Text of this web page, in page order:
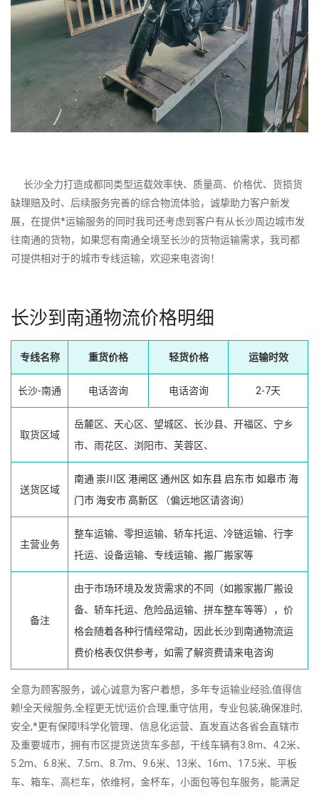
长沙全力打造成都同类型运载效率快、质量高、价格优、货损货
缺理赔及时、后续服务完善的综合物流体验，诚挚助力客户新发
展，在提供*运输服务的同时我司还考虑到客户有从长沙周边城市发
往南通的货物，如果您有南通全境至长沙的货物运输需求，我司都
可提供相对于的城市专线运输，欢迎来电咨询！
长沙到南通物流价格明细
专线名称 重货价格 轻货价格 运输时效
长沙-南通 电话咨询 电话咨询 2-7天
取货区域
岳麓区、天心区、望城区、长沙县、开福区、宁乡
市、雨花区、浏阳市、芙蓉区、
送货区域
南通 崇川区 港闸区 通州区 如东县 启东市如皋市海
门市海安市高新区 （偏远地区请咨询）
主营业务
整车运输、零担运输、轿车托运、冷链运输、行李
托运、设备运输、专线运输、搬厂搬家等
备注
由于市场环境及发货需求的不同（如搬家搬厂搬设
备、轿车托运、危险品运输、拼车整车等等），价
格会随着各种行情经常动，因此长沙到南通物流运
费价格表仅供参考，如需了解资费请来电咨询
全意为顾客服务，诚心诚意为客户着想，多年专运输业经验,值得信
赖!全天候服务,全程更无忧!运价合理,重守信用，专业包装,确保准时,
安全,*更有保障!科学化管理、信息化运营、直发直达各省会直辖市
及重要城市，拥有市区提货送货车多部，干线车辆有3.8m、4.2米、
5.2m、6.8米、7.5m、8.7m、9.6米、13米、16m、17.5米、平板
车、箱车、高栏车，依维柯，金杯车，小面包等包车服务，能满足